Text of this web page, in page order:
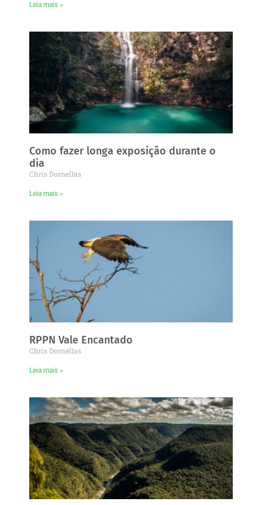
Leia mais »
Como fazer longa exposição durante o
dia
Chris Dornellas
Leia mais »
RPPN Vale Encantado
Chris Dornellas
Leia mais »